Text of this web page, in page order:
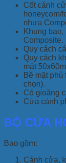
Cốt cánh
honeycom/
nhựa
Khung
Composite.
Quy cách
Quy cách
mặt
Bề mặt
chọn).
Có gioăng
Cửa cánh
BỘ CỬA
Bao gồm:
Cánh cửa,